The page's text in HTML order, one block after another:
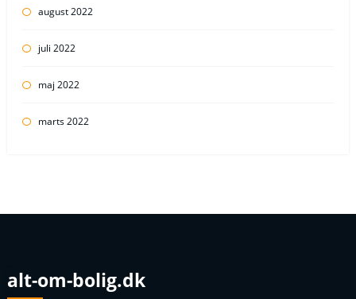
august 2022
juli 2022
maj 2022
marts 2022
alt-om-bolig.dk